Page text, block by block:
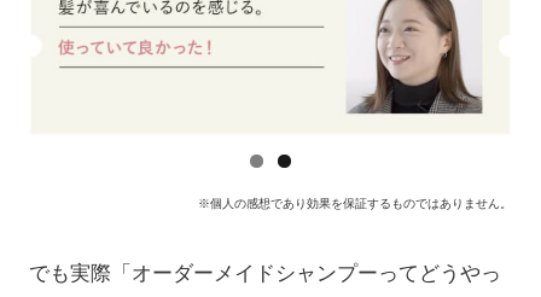
※個人の感想であり効果を保証するものではありません。
でも実際「オーダーメイドシャンプーってどうやっ